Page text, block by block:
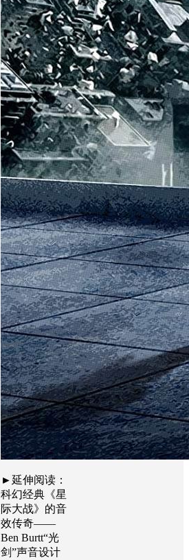
►延伸阅读：
科幻经典《星
际大战》的音
效传奇——
Ben Burtt“光
剑”声音设计